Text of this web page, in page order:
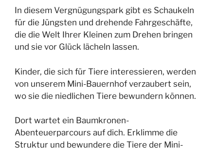
In diesem Vergnügungspark gibt es Schaukeln
für die Jüngsten und drehende Fahrgeschäfte,
die die Welt Ihrer Kleinen zum Drehen bringen
und sie vor Glück lächeln lassen.
Kinder, die sich für Tiere interessieren, werden
von unserem Mini-Bauernhof verzaubert sein,
wo sie die niedlichen Tiere bewundern können.
Dort wartet ein Baumkronen-
Abenteuerparcours auf dich. Erklimme die
Struktur und bewundere die Tiere der Mini-